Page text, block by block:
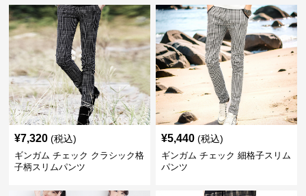
¥7,320 (税込)
ギンガム チェック クラシック格
子柄スリムパンツ
¥5,440 (税込)
ギンガム チェック 細格子スリム
パンツ